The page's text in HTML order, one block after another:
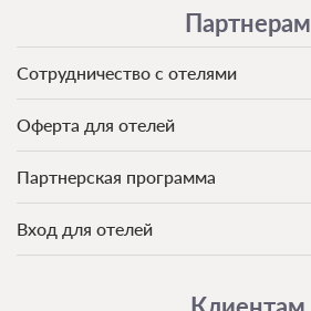
Партнерам
Сотрудничество с отелями
Оферта для отелей
Партнерская программа
Вход для отелей